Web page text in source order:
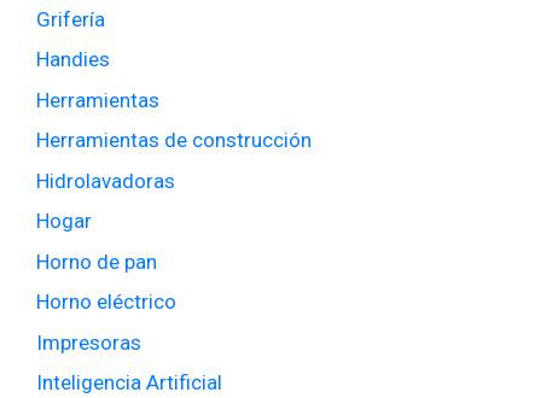
Grifería
Handies
Herramientas
Herramientas de construcción
Hidrolavadoras
Hogar
Horno de pan
Horno eléctrico
Impresoras
Inteligencia Artificial